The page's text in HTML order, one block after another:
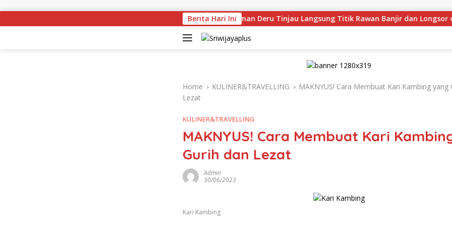
Berita Hari Ini
Herman Deru Tinjau Langsung Titik Rawan Banjir dan Longsor di
Home KULINER&TRAVELLING
MAKNYUS! Cara Membuat Kari Kambing yang
Lezat
KULINER&TRAVELLING
MAKNYUS! Cara Membuat Kari
Gurih dan Lezat
Admin
30/06/2023
Kari Kambing